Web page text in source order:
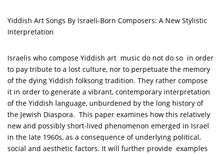
Yiddish Art Songs By Israeli-Born Composers: A New Stylistic
Interpretation
Israelis who compose Yiddish art music do not do so in order
to pay tribute to a lost culture, nor to perpetuate the memory
of the dying Yiddish folksong tradition. They rather compose
it in order to generate a vibrant, contemporary interpretation
of the Yiddish language, unburdened by the long history of
the Jewish Diaspora. This paper examines how this relatively
new and possibly short-lived phenomenon emerged in Israel
in the late 1960s, as a consequence of underlying political,
social and aesthetic factors. It will further provide examples